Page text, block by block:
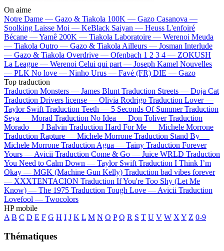
On aime
Notre Dame — Gazo & Tiakola 100K — Gazo Casanova —
Soolking Laisse Moi — KeBlack Saiyan — Heuss L'enfoiré
Bécane —Yamê 200K — Tiakola Laboratoire — Werenoi Meuda
— Tiakola Outro — Gazo & Tiakola Ailleurs — Josman Interlude
— Gazo & Tiakola Overdrive — Ofenbach 1 2 3 4 — ZOKUSH
La League — Werenoi Celui qui part — Joseph Kamel Nouvelles
— PLK No love — Ninho Urus — Favé (FR) DIE — Gazo
Top traduction
Traduction Monsters — James Blunt Traduction Streets — Doja Cat
Traduction Drivers license — Olivia Rodrigo Traduction Lover —
Taylor Swift Traduction Teeth — 5 Seconds Of Summer Traduction
Seya — Morad Traduction No Idea — Don Toliver Traduction
Morado — J Balvin Traduction Hard For Me — Michele Morrone
Traduction Rapture — Michele Morrone Traduction Stand By —
Michele Morrone Traduction Agua — Tainy Traduction Forever
Yours — Avicii Traduction Come & Go — Juice WRLD Traduction
You Need to Calm Down — Taylor Swift Traduction I Think I’m
Okay — MGK (Machine Gun Kelly) Traduction bad vibes forever
— XXXTENTACION Traduction If You're Too Shy (Let Me
Know) — The 1975 Traduction Tough Love — Avicii Traduction
Lovefool — Twocolors
HP mobile
A B C D E F G H I J K L M N O P Q R S T U V W X Y Z 0-9
Thématiques